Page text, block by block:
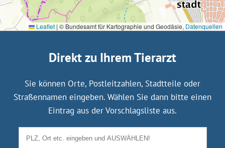
Leaflet | © Bundesamt für Kartographie und Geodäsie, Datenquellen
Direkt zu Ihrem Tierarzt
Sie können Orte, Postleitzahlen, Stadtteile oder
Straßennamen eingeben. Wählen Sie dann bitte einen
Eintrag aus der Vorschlagsliste aus.